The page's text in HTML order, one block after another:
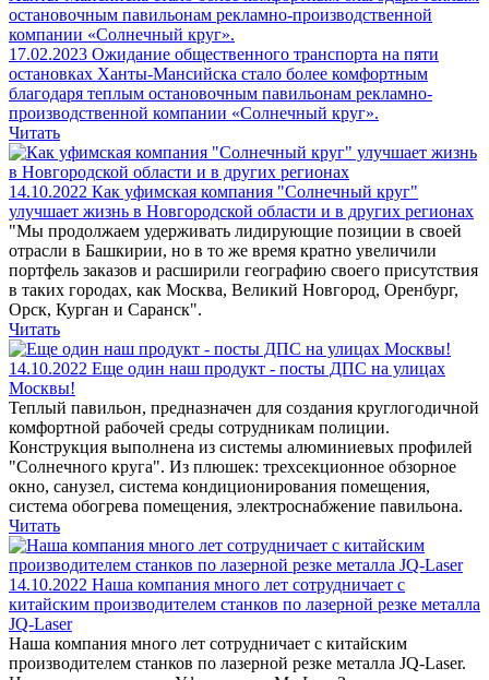
17.02.2023 Ожидание общественного транспорта на пяти
остановках Ханты-Мансийска стало более комфортным
благодаря теплым остановочным павильонам рекламно-
производственной компании «Солнечный круг».
Читать
14.10.2022 Как уфимская компания "Солнечный круг"
улучшает жизнь в Новгородской области и в других регионах
"Мы продолжаем удерживать лидирующие позиции в своей
отрасли в Башкирии, но в то же время кратно увеличили
портфель заказов и расширили географию своего присутствия
в таких городах, как Москва, Великий Новгород, Оренбург,
Орск, Курган и Саранск".
Читать
14.10.2022 Еще один наш продукт - посты ДПС на улицах
Москвы!
Теплый павильон, предназначен для создания круглогодичной
комфортной рабочей среды сотрудникам полиции.
Конструкция выполнена из системы алюминиевых профилей
"Солнечного круга". Из плюшек: трехсекционное обзорное
окно, санузел, система кондиционирования помещения,
система обогрева помещения, электроснабжение павильона.
Читать
14.10.2022 Наша компания много лет сотрудничает с
китайским производителем станков по лазерной резке металла
JQ-Laser
Наша компания много лет сотрудничает с китайским
производителем станков по лазерной резке металла JQ-Laser.